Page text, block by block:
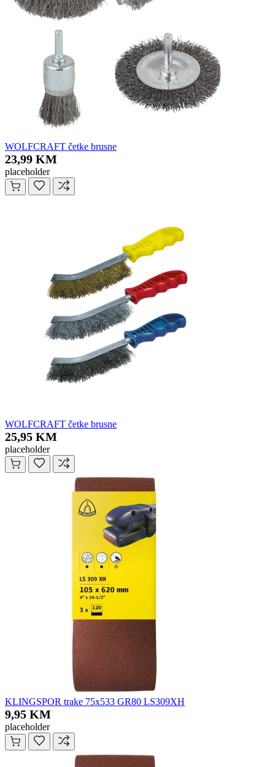
WOLFCRAFT četke brusne
23,99 KM
placeholder
WOLFCRAFT četke brusne
25,95 KM
placeholder
KLINGSPOR trake 75x533 GR80 LS309XH
9,95 KM
placeholder